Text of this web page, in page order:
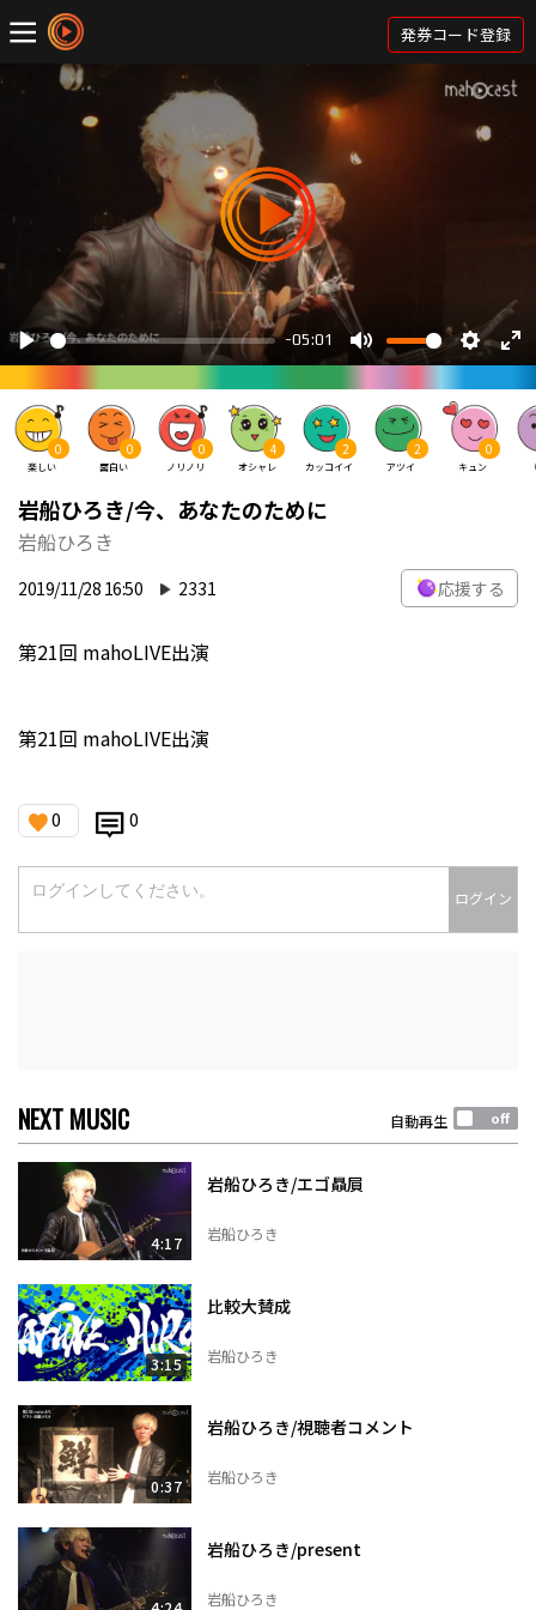
発券コード登録
0
楽しい
0
面白い
0
ノリノリ
4
オシャレ
2
カッコイイ
2
アツイ
0
キュン
岩船ひろき/今、あなたのために
岩船ひろき
2019/11/28 16:50 2331 応援する
第21回 mahoLIVE出演
第21回 mahoLIVE出演
0 0
ログイン
NEXT MUSIC 自動再生
4:17
岩船ひろき/エゴ贔屓
岩船ひろき
3:15
比較大賛成
岩船ひろき
0:37
岩船ひろき/視聴者コメント
岩船ひろき
岩船ひろき/present
岩船ひろき